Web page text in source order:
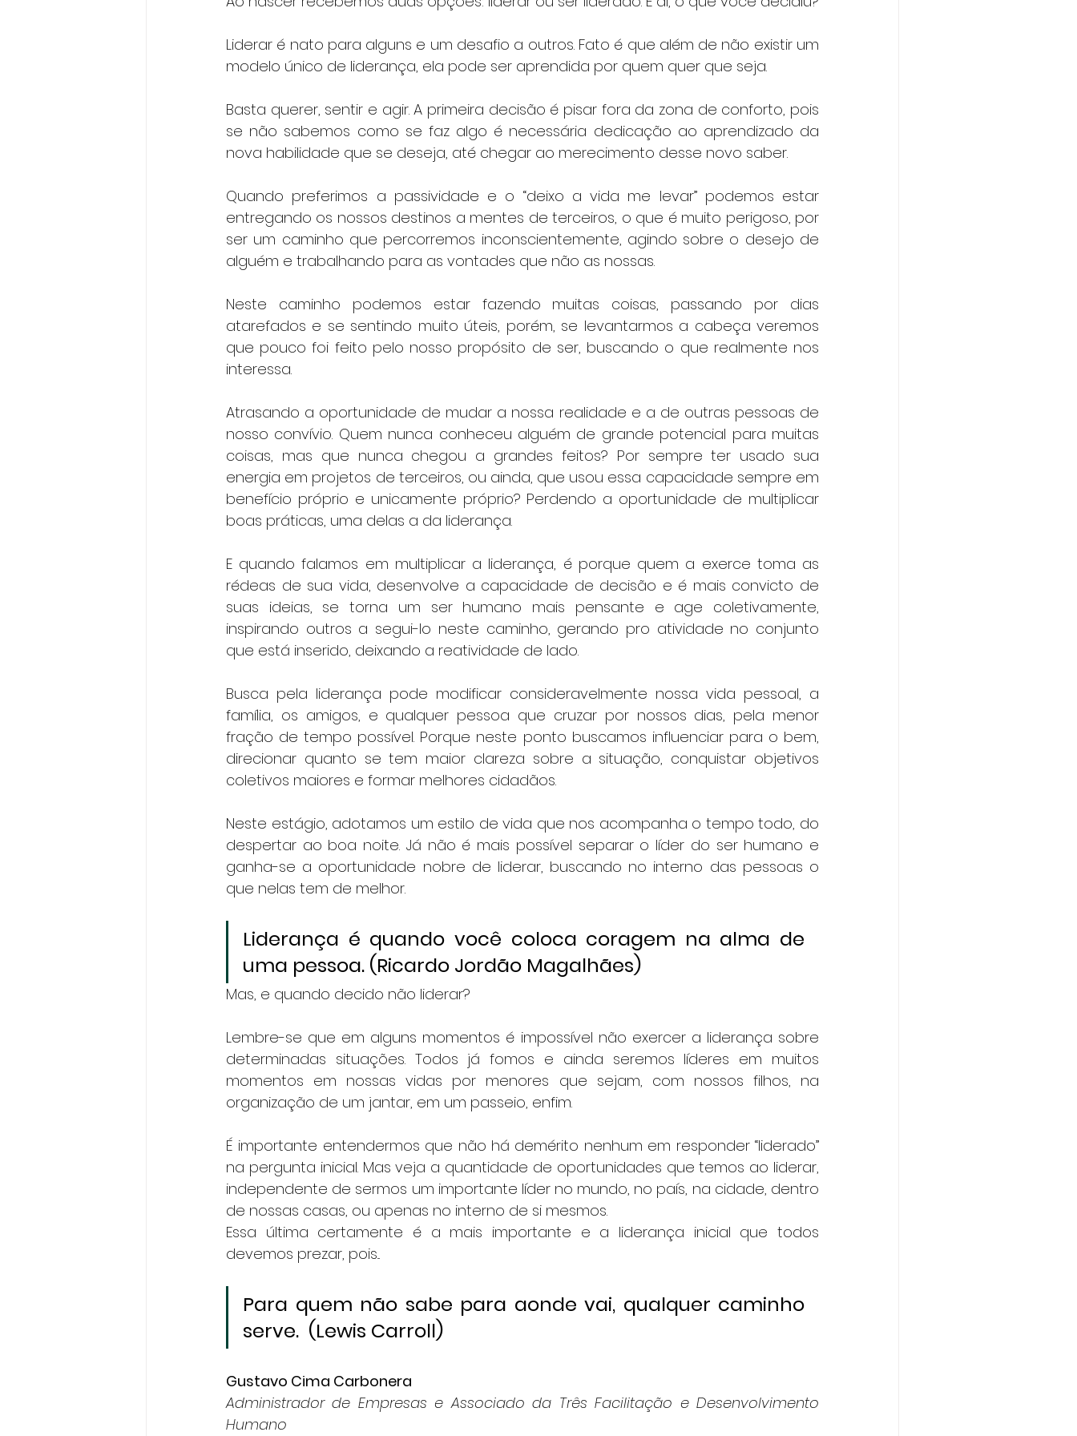
Liderar é nato para alguns e um desafio a outros. Fato é que além de não existir um
modelo único de liderança, ela pode ser aprendida por quem quer que seja.
Basta querer, sentir e agir. A primeira decisão é pisar fora da zona de conforto, pois
se não sabemos como se faz algo é necessária dedicação ao aprendizado da
nova habilidade que se deseja, até chegar ao merecimento desse novo saber.
Quando preferimos a passividade e o “deixo a vida me levar” podemos estar
entregando os nossos destinos a mentes de terceiros, o que é muito perigoso, por
ser um caminho que percorremos inconscientemente, agindo sobre o desejo de
alguém e trabalhando para as vontades que não as nossas.
Neste caminho podemos estar fazendo muitas coisas, passando por dias
atarefados e se sentindo muito úteis, porém, se levantarmos a cabeça veremos
que pouco foi feito pelo nosso propósito de ser, buscando o que realmente nos
interessa.
Atrasando a oportunidade de mudar a nossa realidade e a de outras pessoas de
nosso convívio. Quem nunca conheceu alguém de grande potencial para muitas
coisas, mas que nunca chegou a grandes feitos? Por sempre ter usado sua
energia em projetos de terceiros, ou ainda, que usou essa capacidade sempre em
benefício próprio e unicamente próprio? Perdendo a oportunidade de multiplicar
boas práticas, uma delas a da liderança.
E quando falamos em multiplicar a liderança, é porque quem a exerce toma as
rédeas de sua vida, desenvolve a capacidade de decisão e é mais convicto de
suas ideias, se torna um ser humano mais pensante e age coletivamente,
inspirando outros a segui-lo neste caminho, gerando pro atividade no conjunto
que está inserido, deixando a reatividade de lado.
Busca pela liderança pode modificar consideravelmente nossa vida pessoal, a
família, os amigos, e qualquer pessoa que cruzar por nossos dias, pela menor
fração de tempo possível. Porque neste ponto buscamos influenciar para o bem,
direcionar quanto se tem maior clareza sobre a situação, conquistar objetivos
coletivos maiores e formar melhores cidadãos.
Neste estágio, adotamos um estilo de vida que nos acompanha o tempo todo, do
despertar ao boa noite. Já não é mais possível separar o líder do ser humano e
ganha-se a oportunidade nobre de liderar, buscando no interno das pessoas o
que nelas tem de melhor.
Liderança é quando você coloca coragem na alma de
uma pessoa. (Ricardo Jordão Magalhães)
Mas, e quando decido não liderar?
Lembre-se que em alguns momentos é impossível não exercer a liderança sobre
determinadas situações. Todos já fomos e ainda seremos líderes em muitos
momentos em nossas vidas por menores que sejam, com nossos filhos, na
organização de um jantar, em um passeio, enfim.
É importante entendermos que não há demérito nenhum em responder “liderado”
na pergunta inicial. Mas veja a quantidade de oportunidades que temos ao liderar,
independente de sermos um importante líder no mundo, no país, na cidade, dentro
de nossas casas, ou apenas no interno de si mesmos.
Essa última certamente é a mais importante e a liderança inicial que todos
devemos prezar, pois...
Para quem não sabe para aonde vai, qualquer caminho
serve.  (Lewis Carroll)
Gustavo Cima Carbonera
Administrador de Empresas e Associado da Três Facilitação e Desenvolvimento
Humano